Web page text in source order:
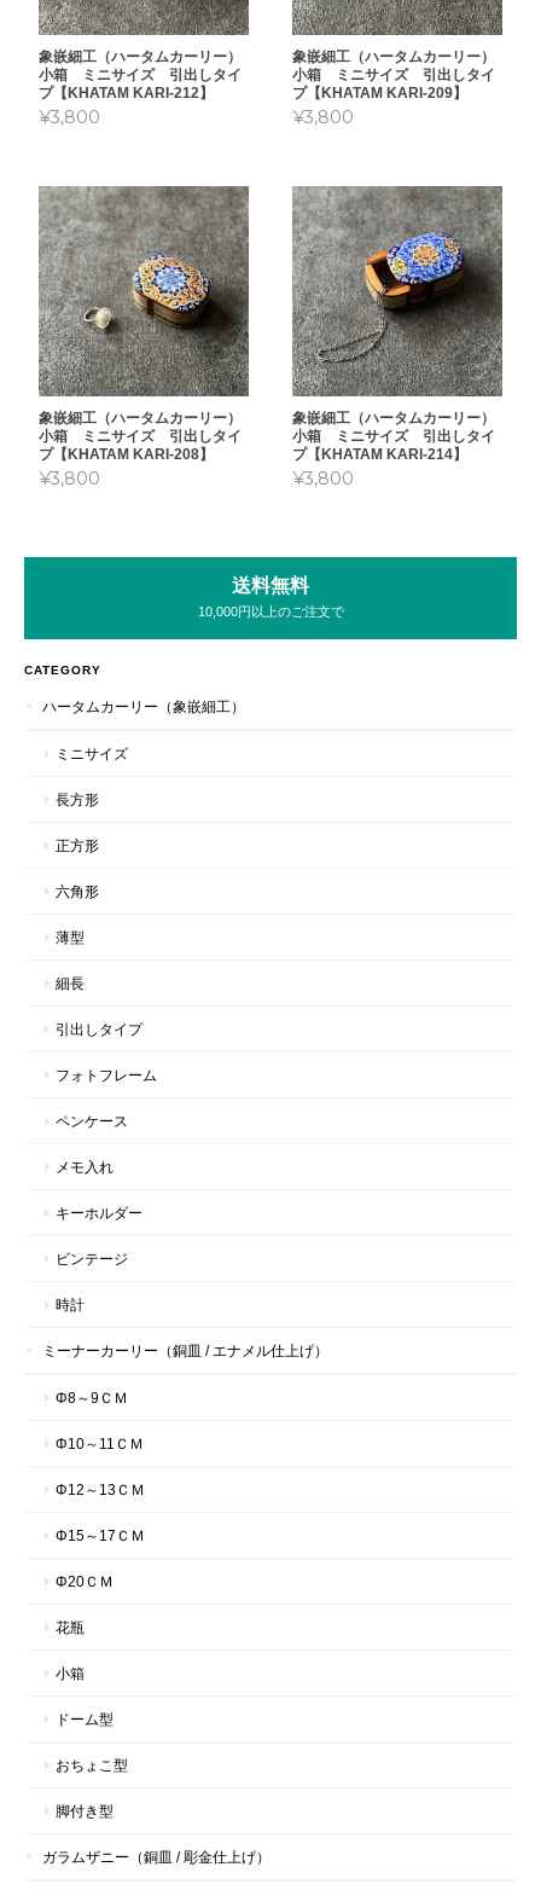
象嵌細工（ハータムカーリー）
小箱 ミニサイズ 引出しタイ
プ【KHATAM KARI-212】
¥3,800
象嵌細工（ハータムカーリー）
小箱 ミニサイズ 引出しタイ
プ【KHATAM KARI-209】
¥3,800
象嵌細工（ハータムカーリー）
小箱 ミニサイズ 引出しタイ
プ【KHATAM KARI-208】
¥3,800
象嵌細工（ハータムカーリー）
小箱 ミニサイズ 引出しタイ
プ【KHATAM KARI-214】
¥3,800
送料無料
10,000円以上のご注文で
CATEGORY
ハータムカーリー（象嵌細工）
ミニサイズ
長方形
正方形
六角形
薄型
細長
引出しタイプ
フォトフレーム
ペンケース
メモ入れ
キーホルダー
ビンテージ
時計
ミーナーカーリー（銅皿 / エナメル仕上げ）
Φ8～9ＣＭ
Φ10～11ＣＭ
Φ12～13ＣＭ
Φ15～17ＣＭ
Φ20ＣＭ
花瓶
小箱
ドーム型
おちょこ型
脚付き型
ガラムザニー（銅皿 / 彫金仕上げ）